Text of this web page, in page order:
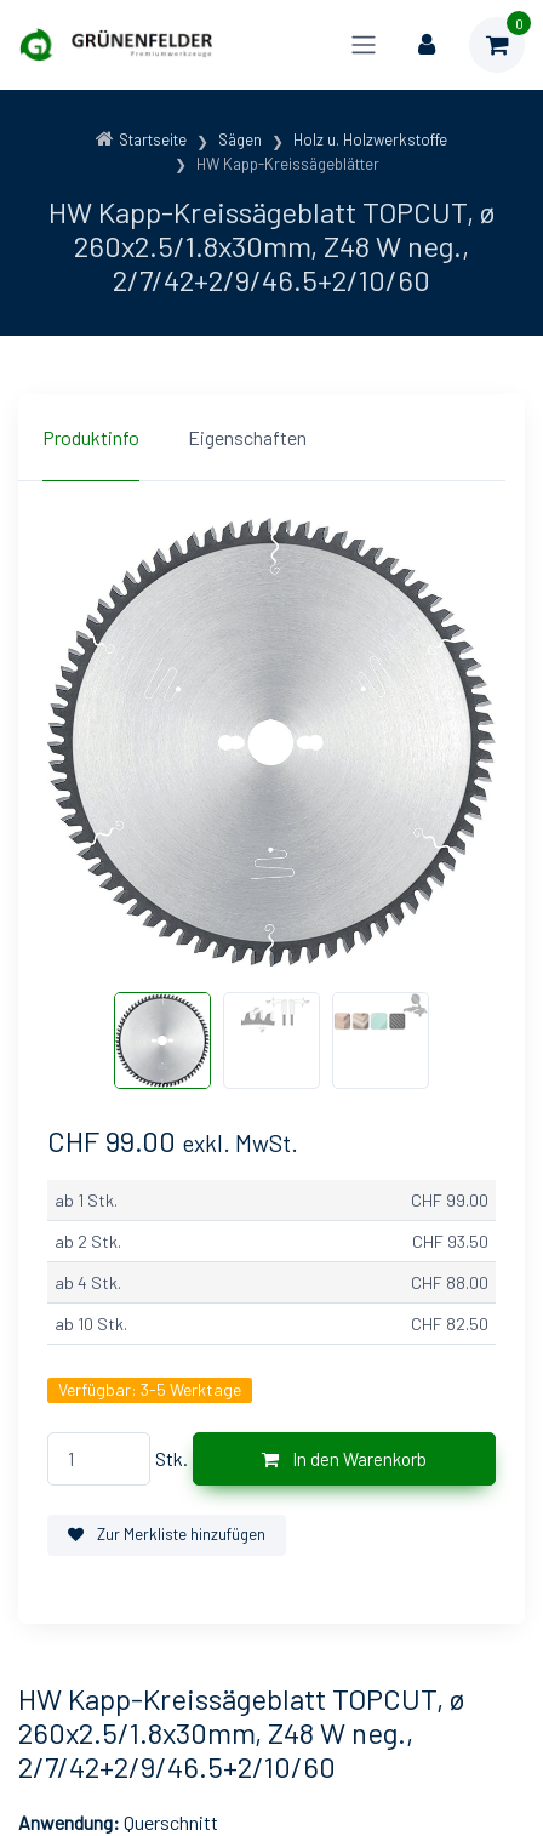
0
Startseite Sägen
Holz u. Holzwerkstoffe
HW Kapp-Kreissägeblätter
HW Kapp-Kreissägeblatt TOPCUT, ø
260x2.5/1.8x30mm, Z48 W neg.,
2/7/42+2/9/46.5+2/10/60
Produktinfo Eigenschaften
CHF 99.00 exkl. MwSt.
ab 1 Stk.
CHF 99.00
ab 2 Stk.
CHF 93.50
ab 4 Stk.
CHF 88.00
ab 10 Stk.
CHF 82.50
Verfügbar: 3-5 Werktage
Stk. In den Warenkorb
Zur Merkliste hinzufügen
HW Kapp-Kreissägeblatt TOPCUT, ø
260x2.5/1.8x30mm, Z48 W neg.,
2/7/42+2/9/46.5+2/10/60
Anwendung: Querschnitt